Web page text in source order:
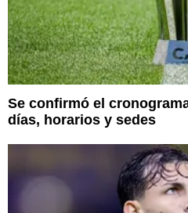
Se confirmó el
días, horarios y sedes